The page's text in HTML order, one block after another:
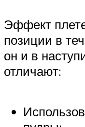
Эффект
позиции в
он и в
отличают: